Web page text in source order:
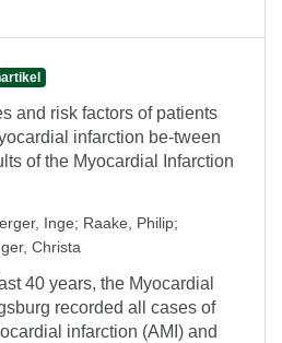
and risk factors of patients
infarction be-tween
of the Myocardial Infarction
Inge; Raake, Philip;
Christa
40 years, the Myocardial
recorded all cases of
infarction (AMI) and